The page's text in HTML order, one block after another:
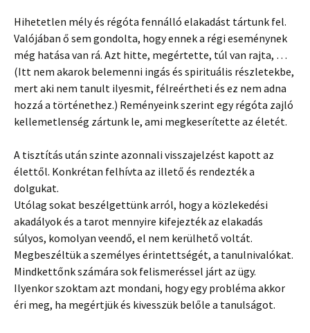
Hihetetlen mély és régóta fennálló elakadást tártunk fel.
Valójában ő sem gondolta, hogy ennek a régi eseménynek
még hatása van rá. Azt hitte, megértette, túl van rajta, …
(Itt nem akarok belemenni ingás és spirituális részletekbe,
mert aki nem tanult ilyesmit, félreértheti és ez nem adna
hozzá a történethez.) Reményeink szerint egy régóta zajló
kellemetlenség zártunk le, ami megkeserítette az életét.
A tisztítás után szinte azonnali visszajelzést kapott az
élettől. Konkrétan felhívta az illető és rendezték a
dolgukat.
Utólag sokat beszélgettünk arról, hogy a közlekedési
akadályok és a tarot mennyire kifejezték az elakadás
súlyos, komolyan veendő, el nem kerülhető voltát.
Megbeszéltük a személyes érintettségét, a tanulnivalókat.
Mindkettőnk számára sok felismeréssel járt az ügy.
Ilyenkor szoktam azt mondani, hogy egy probléma akkor
éri meg, ha megértjük és kivesszük belőle a tanulságot.